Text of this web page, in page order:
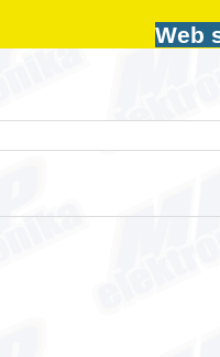
Web